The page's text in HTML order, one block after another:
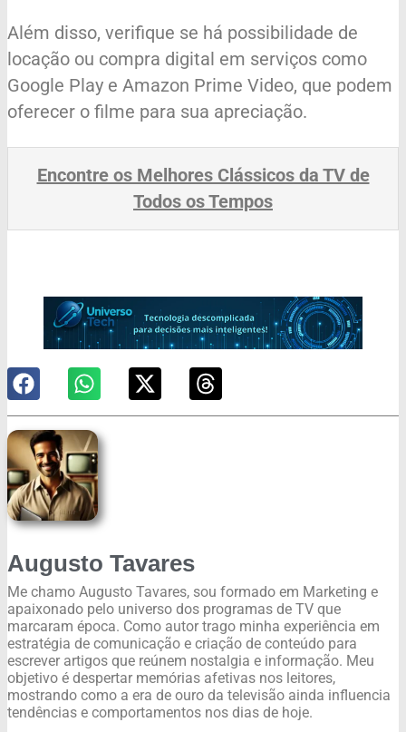
Além disso, verifique se há possibilidade de
locação ou compra digital em serviços como
Google Play e Amazon Prime Video, que podem
oferecer o filme para sua apreciação.
Encontre os Melhores Clássicos da TV de
Todos os Tempos
Augusto Tavares
Me chamo Augusto Tavares, sou formado em Marketing e
apaixonado pelo universo dos programas de TV que
marcaram época. Como autor trago minha experiência em
estratégia de comunicação e criação de conteúdo para
escrever artigos que reúnem nostalgia e informação. Meu
objetivo é despertar memórias afetivas nos leitores,
mostrando como a era de ouro da televisão ainda influencia
tendências e comportamentos nos dias de hoje.